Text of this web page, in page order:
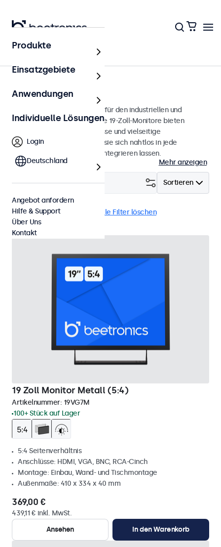
Monitore
19 Zoll Monitore
19-Zoll-Monitore, entwickelt für den industriellen und
professionellen Einsatz. Diese 19-Zoll-Monitore bieten
verschiedene Videoanschlüsse und vielseitige
Montageoptionen, wodurch sie sich nahtlos in jede
Anwendung und Umgebung integrieren lassen.
Mehr anzeigen
Sortieren
Filtern (2)
19 Zoll Monitore Alle Filter löschen
19 Zoll Monitor Metall (5:4)
Artikelnummer: 19VG7M
100+ Stück auf Lager
5:4 Seitenverhältnis
Anschlüsse: HDMI, VGA, BNC, RCA-Cinch
Montage: Einbau, Wand- und Tischmontage
Außenmaße: 410 x 334 x 40 mm
369,00 €
439,11 € inkl. MwSt.
Ansehen
In den Warenkorb
Produkte
Einsatzgebiete
Anwendungen
Individuelle Lösungen
Login
Deutschland
Angebot anfordern
Hilfe & Support
Über Uns
Kontakt